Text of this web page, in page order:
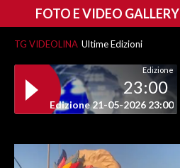
FOTO E VIDEO GALLERY
TG VIDEOLINA Ultime Edizioni
Edizione
23:00
Edizione 21-05-2026 23:00